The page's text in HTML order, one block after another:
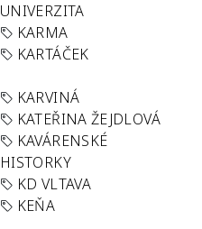
UNIVERZITA
KARMA
KARTÁČEK
KARVINÁ
KATEŘINA ŽEJDLOVÁ
KAVÁRENSKÉ
HISTORKY
KD VLTAVA
KEŇA